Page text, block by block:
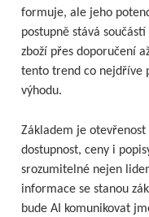
formuje, ale jeho
postupně stává
zboží přes doporučení
tento trend co nejdříve
výhodu.
Základem je
dostupnost, ceny i
srozumitelné nejen
informace se stanou
bude AI komunikovat